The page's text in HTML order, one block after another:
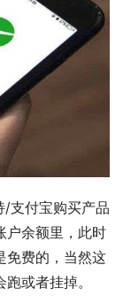
/支付宝购买产品
户余额里，此时
免费的，当然这
或者挂掉。